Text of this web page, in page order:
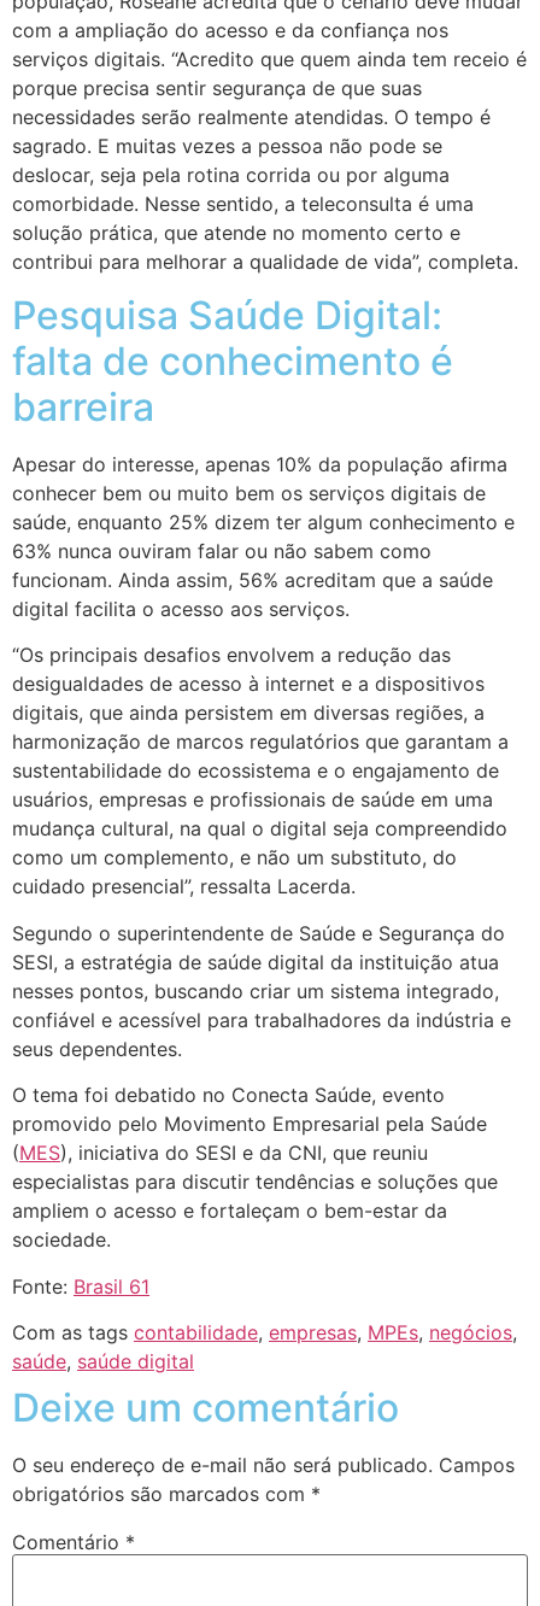
com a ampliação do acesso e da confiança nos
serviços digitais. “Acredito que quem ainda tem receio é
porque precisa sentir segurança de que suas
necessidades serão realmente atendidas. O tempo é
sagrado. E muitas vezes a pessoa não pode se
deslocar, seja pela rotina corrida ou por alguma
comorbidade. Nesse sentido, a teleconsulta é uma
solução prática, que atende no momento certo e
contribui para melhorar a qualidade de vida”, completa.
Pesquisa Saúde Digital:
falta de conhecimento é
barreira
Apesar do interesse, apenas 10% da população afirma
conhecer bem ou muito bem os serviços digitais de
saúde, enquanto 25% dizem ter algum conhecimento e
63% nunca ouviram falar ou não sabem como
funcionam. Ainda assim, 56% acreditam que a saúde
digital facilita o acesso aos serviços.
“Os principais desafios envolvem a redução das
desigualdades de acesso à internet e a dispositivos
digitais, que ainda persistem em diversas regiões, a
harmonização de marcos regulatórios que garantam a
sustentabilidade do ecossistema e o engajamento de
usuários, empresas e profissionais de saúde em uma
mudança cultural, na qual o digital seja compreendido
como um complemento, e não um substituto, do
cuidado presencial”, ressalta Lacerda.
Segundo o superintendente de Saúde e Segurança do
SESI, a estratégia de saúde digital da instituição atua
nesses pontos, buscando criar um sistema integrado,
confiável e acessível para trabalhadores da indústria e
seus dependentes.
O tema foi debatido no Conecta Saúde, evento
promovido pelo Movimento Empresarial pela Saúde
(MES), iniciativa do SESI e da CNI, que reuniu
especialistas para discutir tendências e soluções que
ampliem o acesso e fortaleçam o bem-estar da
sociedade.
Fonte: Brasil 61
Com as tags contabilidade, empresas, MPEs, negócios,
saúde, saúde digital
Deixe um comentário
O seu endereço de e-mail não será publicado. Campos
obrigatórios são marcados com *
Comentário *